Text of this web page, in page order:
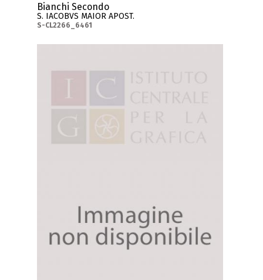
Bianchi Secondo
S. IACOBVS MAIOR APOST.
S-CL2266_6461